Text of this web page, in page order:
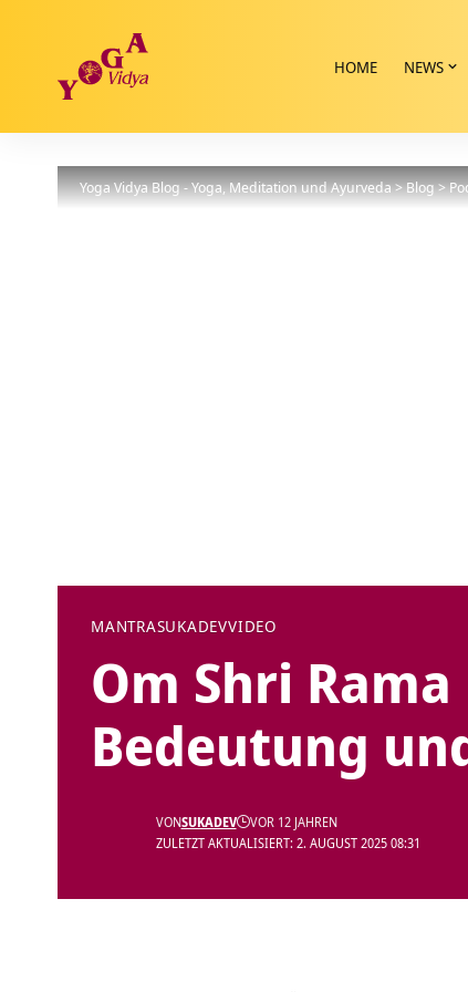
HOME NEWS
Yoga Vidya Blog - Yoga, Meditation und Ayurveda>Blog>
MANTRASUKADEVVIDEO
Om Shri
Bedeutung
ZULETZT AKTUALISIERT: 2. AUGUST 2025 08:31
VONSUKADEV VOR 12 JAHREN